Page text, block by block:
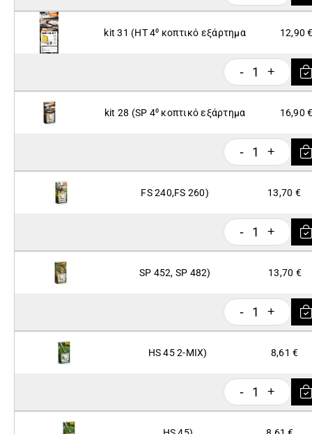
kit 31 (HT 4⁰ κοπτικό εξάρτημα 12,90
- 1 +
kit 28 (SP 4⁰ κοπτικό εξάρτημα 16,90
- 1 +
FS 240,FS 260) 13,70 €
- 1 +
SP 452, SP 482) 13,70 €
- 1 +
HS 45 2-MIX) 8,61 €
- 1 +